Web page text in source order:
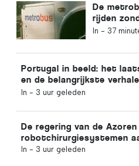
De
rijden
functie is
In - 37
Portugal in beeld: het
en de belangrijkste
krantenkoppen halen
In - 3 uur geleden
De regering van de
robotchirurgiesystemen
In - 3 uur geleden